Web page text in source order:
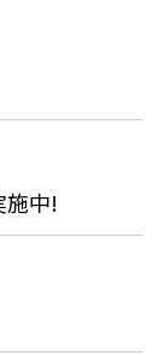
施中!